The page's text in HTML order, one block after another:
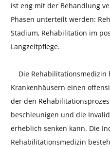
ist eng mit der Behandlung
Phasen unterteilt werden:
Stadium, Rehabilitation im
Langzeitpflege.
Die Rehabilitationsmedizin
Krankenhäusern einen
der den
beschleunigen und die
erheblich senken kann. Die
Rehabilitationsmedizin